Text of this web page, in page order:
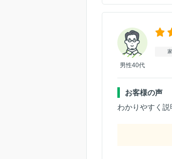
男性40代
お客様の声
わかりやすく